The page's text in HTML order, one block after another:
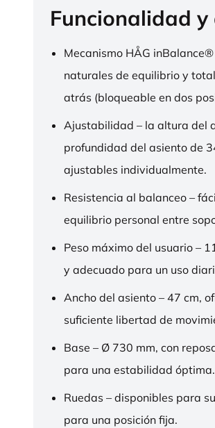
Funcionalidad y
Mecanismo HÅG
naturales de equilibrio y
atrás (bloqueable en dos
Ajustabilidad – la altura del
profundidad del asiento de
ajustables individualmente.
Resistencia al balanceo –
equilibrio personal entre
Peso máximo del usuario –
y adecuado para un uso
Ancho del asiento – 47 cm,
suficiente libertad de
Base – Ø 730 mm, con
para una estabilidad óptima.
Ruedas – disponibles para
para una posición fija.